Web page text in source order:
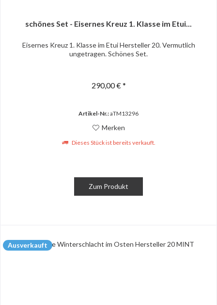
schönes Set - Eisernes Kreuz 1. Klasse im Etui...
Eisernes Kreuz 1. Klasse im Etui Hersteller 20. Vermutlich
ungetragen. Schönes Set.
290,00 € *
Artikel-Nr.:aTM13296
Merken
Dieses Stück ist bereits verkauft.
Zum Produkt
Ausverkauft